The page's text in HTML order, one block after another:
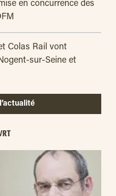
en concurrence des
Colas Rail vont
sur-Seine et
l’actualité